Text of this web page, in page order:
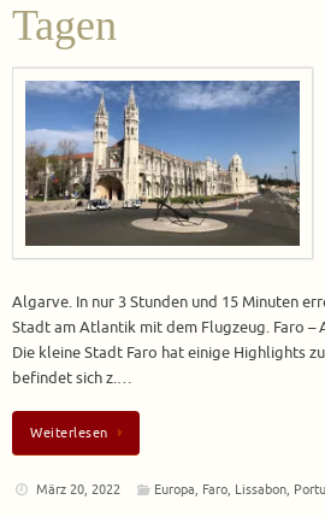
Tagen
Algarve. In nur 3 Stunden und 15 Minuten
Stadt am Atlantik mit dem Flugzeug. Faro
Die kleine Stadt Faro hat einige Highlights
befindet sich z.…
Weiterlesen
März 20, 2022 Europa, Faro, Lissabon,